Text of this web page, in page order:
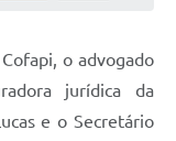
o advogado
jurídica da
e o Secretário